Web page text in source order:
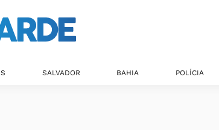
SALVADOR BAHIA POLÍCIA